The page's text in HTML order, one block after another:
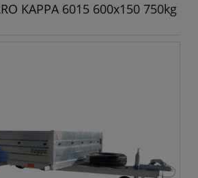
KAPPA 6015 600x150 750kg